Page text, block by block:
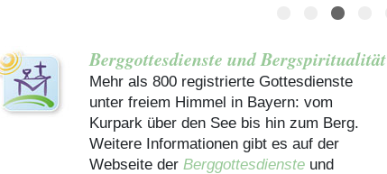
Berggottesdienste und Bergspiritualität
Mehr als 800 registrierte Gottesdienste
unter freiem Himmel in Bayern: vom
Kurpark über den See bis hin zum Berg.
Weitere Informationen gibt es auf der
Webseite der Berggottesdienste und